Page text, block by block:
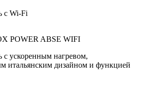
с Wi-Fi
POWER ABSE WIFI
с ускоренным нагревом,
итальянским дизайном и функцией